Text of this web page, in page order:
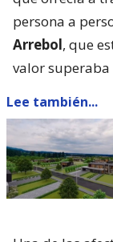
persona a
Arrebol, que
valor superaba
Lee también...